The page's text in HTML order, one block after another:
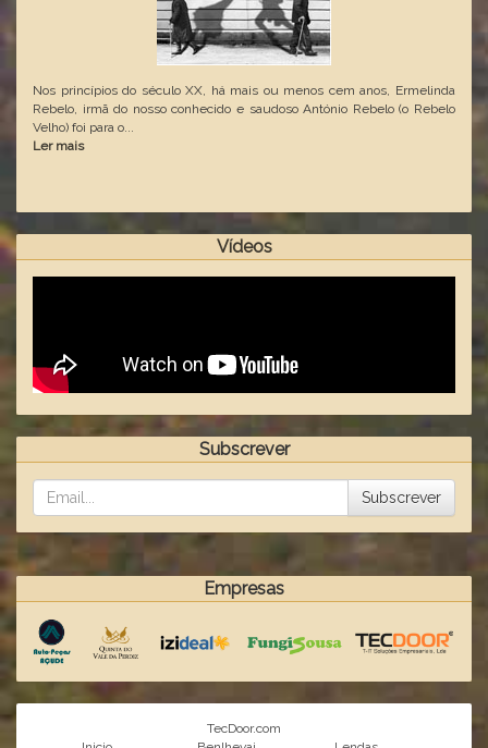
Nos princípios do século XX, há mais ou menos cem anos, Ermelinda
Rebelo, irmã do nosso conhecido e saudoso António Rebelo (o Rebelo
Velho) foi para o...
Ler mais
Vídeos
Subscrever
Subscrever
Empresas
TecDoor.com